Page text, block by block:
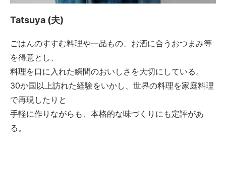
Tatsuya (夫)
ごはんのすすむ料理や一品もの、お酒に合うおつまみ等
を得意とし、
料理を口に入れた瞬間のおいしさを大切にしている。
30か国以上訪れた経験をいかし、世界の料理を家庭料理
で再現したりと
手軽に作りながらも、本格的な味づくりにも定評があ
る。